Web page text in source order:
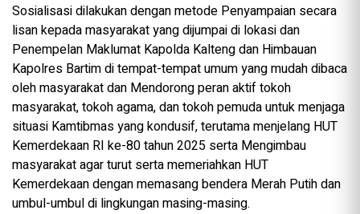
Sosialisasi dilakukan dengan metode Penyampaian secara
lisan kepada masyarakat yang dijumpai di lokasi dan
Penempelan Maklumat Kapolda Kalteng dan Himbauan
Kapolres Bartim di tempat-tempat umum yang mudah dibaca
oleh masyarakat dan Mendorong peran aktif tokoh
masyarakat, tokoh agama, dan tokoh pemuda untuk menjaga
situasi Kamtibmas yang kondusif, terutama menjelang HUT
Kemerdekaan RI ke-80 tahun 2025 serta Mengimbau
masyarakat agar turut serta memeriahkan HUT
Kemerdekaan dengan memasang bendera Merah Putih dan
umbul-umbul di lingkungan masing-masing.